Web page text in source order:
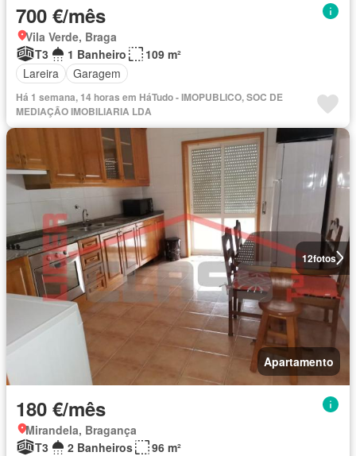
700 €/mês
Vila Verde, Braga
T3
1 Banheiro
109 m²
Lareira
Garagem
Há 1 semana, 14 horas em HáTudo - IMOPUBLICO, SOC DE
MEDIAÇÃO IMOBILIARIA LDA
12fotos
Apartamento
180 €/mês
Mirandela, Bragança
T3
2 Banheiros
96 m²